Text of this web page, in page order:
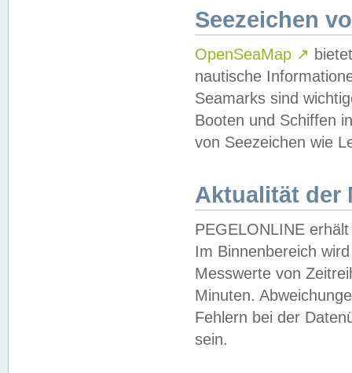
Seezeichen
OpenSeaMap ↗
nautische
Seamarks sind
Booten und Schiffen
von Seezeichen wie
Aktualität der
PEGELONLINE
Im Binnenbereich
Messwerte von
Minuten.
Fehlern bei der
sein.